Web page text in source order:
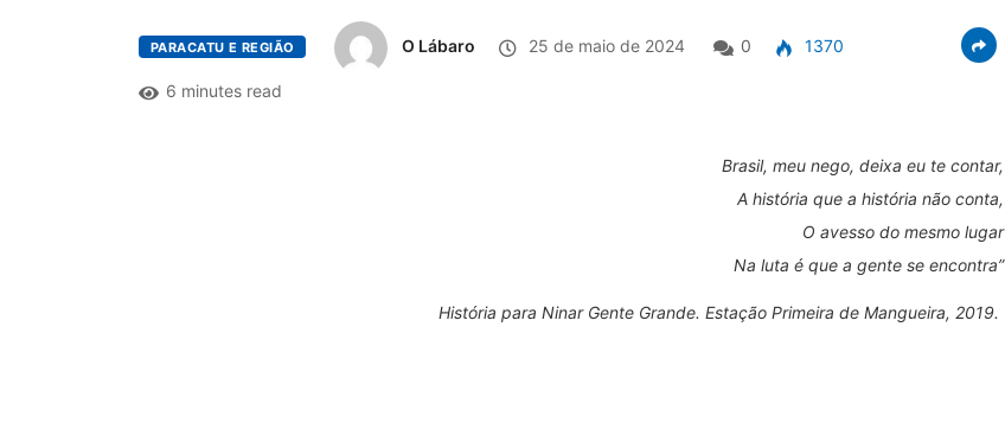
PARACATU E REGIÃO O Lábaro 25 de maio de 2024 0 1370
6 minutes read
Brasil, meu nego, deixa eu te contar,
A história que a história não conta,
O avesso do mesmo lugar
Na luta é que a gente se encontra”
História para Ninar Gente Grande. Estação Primeira de Mangueira, 2019.